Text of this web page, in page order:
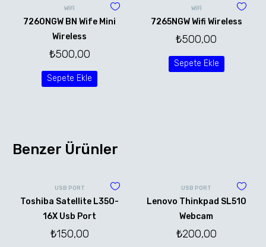
WİFİ
7260NGW BN Wife Mini
Wireless
₺500,00
Sepete Ekle
WİFİ
7265NGW Wifi Wireless
₺500,00
Sepete Ekle
Benzer Ürünler
USB PORT
Toshiba Satellite L350-
16X Usb Port
₺150,00
USB PORT
Lenovo Thinkpad SL510
Webcam
₺200,00